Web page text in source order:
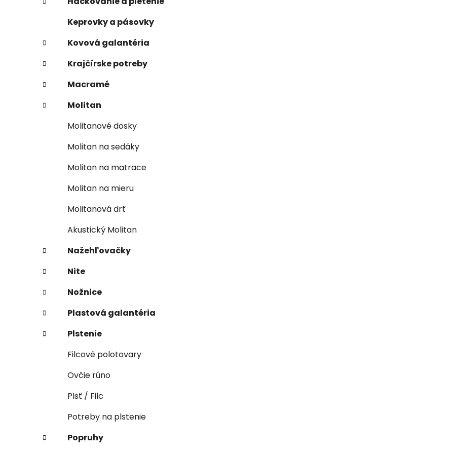
Keprovky a pásovky
Kovová galantéria
Krajčírske potreby
Macramé
Molitan
Molitanové dosky
Molitan na sedáky
Molitan na matrace
Molitan na mieru
Molitanová drť
Akustický Molitan
Nažehľovačky
Nite
Nožnice
Plastová galantéria
Plstenie
Filcové polotovary
Ovčie rúno
Plsť / Filc
Potreby na plstenie
Popruhy